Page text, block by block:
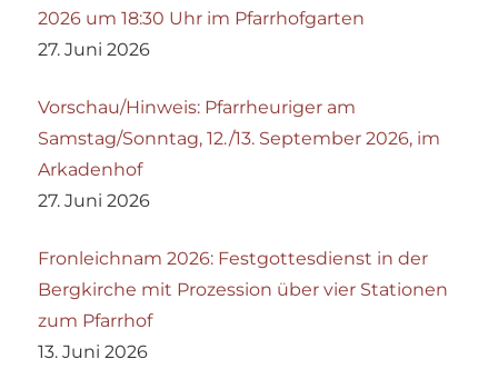
2026 um 18:30 Uhr im Pfarrhofgarten
27. Juni 2026
Vorschau/Hinweis: Pfarrheuriger am
Samstag/Sonntag, 12./13. September 2026, im
Arkadenhof
27. Juni 2026
Fronleichnam 2026: Festgottesdienst in der
Bergkirche mit Prozession über vier Stationen
zum Pfarrhof
13. Juni 2026